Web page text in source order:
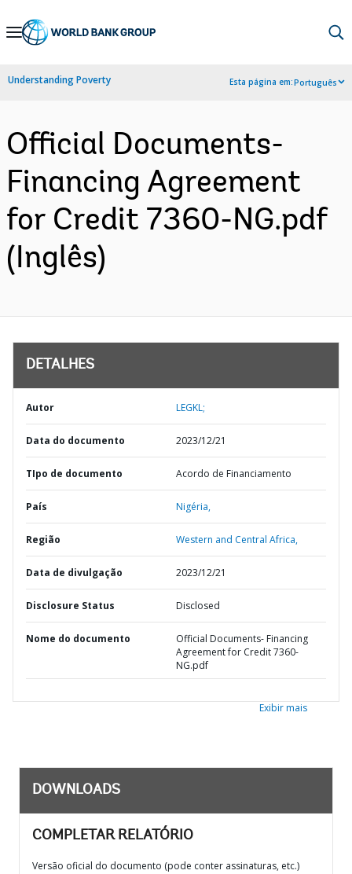
Skip
Navigation
Understanding Poverty Esta página em:Português
Official Documents-
Financing Agreement
for Credit 7360-NG.pdf
(Inglês)
DETALHES
Autor LEGKL;
Data do documento 2023/12/21
TIpo de documento Acordo de Financiamento
País Nigéria,
Região Western and Central Africa,
Data de divulgação 2023/12/21
Disclosure Status Disclosed
Nome do documento
Official Documents- Financing
Agreement for Credit 7360-
NG.pdf
Exibir mais
DOWNLOADS
COMPLETAR RELATÓRIO
Versão oficial do documento (pode conter assinaturas, etc.)